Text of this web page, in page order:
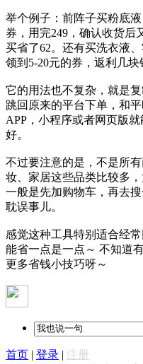
举个例子：前阵子买粉底
券，用完249，确认收货后
买省了62。还有买洗衣液
领到5-20元的券，返利几块
它的用法也不复杂，就是
跳回原来的平台下单，和
APP，小程序或者网页版
好。
不过要注意的是，不是所
妆、家居这些品类比较多
一般是先加购物车，再去
耽误事儿。
感觉这种工具特别适合经
能省一点是一点～ 不知道
更多省钱小技巧呀～
首页 | 登录 | 注册